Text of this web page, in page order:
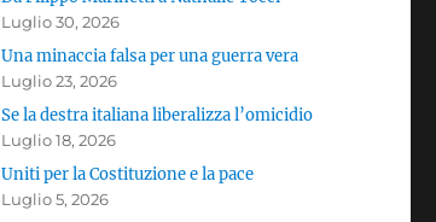
Luglio 30, 2026
Una minaccia falsa per una guerra vera
Luglio 23, 2026
Se la destra italiana liberalizza l’omicidio
Luglio 18, 2026
Uniti per la Costituzione e la pace
Luglio 5, 2026